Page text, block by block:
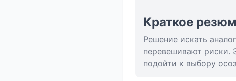
Краткое
Решение искать
перевешивают риски.
подойти к выбору